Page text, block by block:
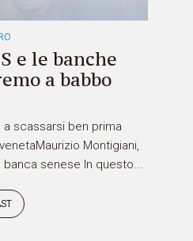
e le banche
a babbo
a scassarsi ben prima
Montigiani,
senese In questo...